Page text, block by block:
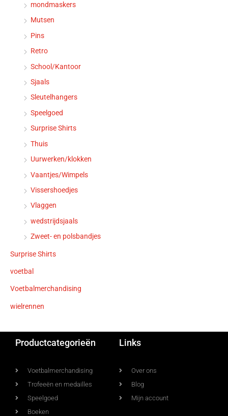
mondmaskers
Mutsen
Pins
Retro
School/Kantoor
Sjaals
Sleutelhangers
Speelgoed
Surprise Shirts
Thuis
Uurwerken/klokken
Vaantjes/Wimpels
Vissershoedjes
Vlaggen
wedstrijdsjaals
Zweet- en polsbandjes
Surprise Shirts
voetbal
Voetbalmerchandising
wielrennen
Productcategorieën
Voetbalmerchandising
Trofeeën en medailles
Speelgoed
Boeken
Links
Over ons
Blog
Mijn account